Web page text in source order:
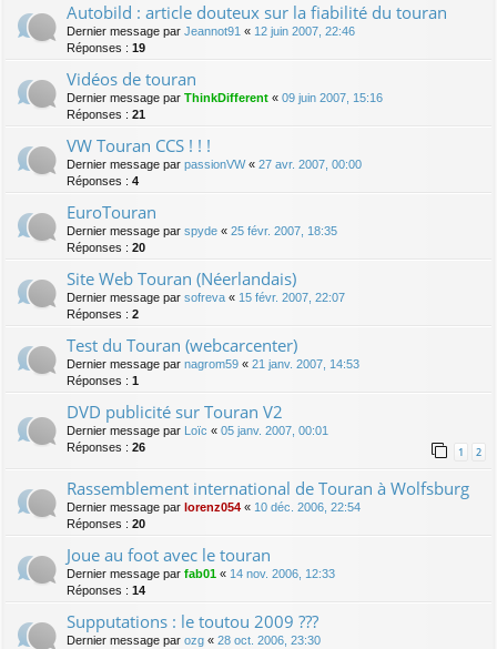
Autobild : article douteux sur la fiabilité du touran
Dernier message par Jeannot91 « 12 juin 2007, 22:46
Réponses : 19
Vidéos de touran
Dernier message par ThinkDifferent « 09 juin 2007, 15:16
Réponses : 21
VW Touran CCS ! ! !
Dernier message par passionVW« 27 avr. 2007, 00:00
Réponses : 4
EuroTouran
Dernier message par spyde « 25 févr. 2007, 18:35
Réponses : 20
Site Web Touran (Néerlandais)
Dernier message par sofreva « 15 févr. 2007, 22:07
Réponses : 2
Test du Touran (webcarcenter)
Dernier message par nagrom59 « 21 janv. 2007, 14:53
Réponses : 1
DVD publicité sur Touran V2
Dernier message par Loïc « 05 janv. 2007, 00:01
Réponses : 26 1 2
Rassemblement international de Touran à Wolfsburg
Dernier message par lorenz054 « 10 déc. 2006, 22:54
Réponses : 20
Joue au foot avec le touran
Dernier message par fab01 « 14 nov. 2006, 12:33
Réponses : 14
Supputations : le toutou 2009 ???
Dernier message par ozg « 28 oct. 2006, 23:30